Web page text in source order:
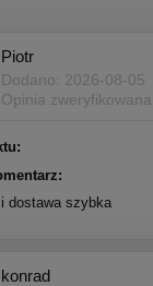
Piotr
Dodano: 2026-08-05
Opinia zweryfikowana
dostawa szybka
konrad